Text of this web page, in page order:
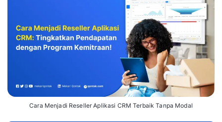
Cara Menjadi Reseller Aplikasi CRM Terbaik Tanpa Modal